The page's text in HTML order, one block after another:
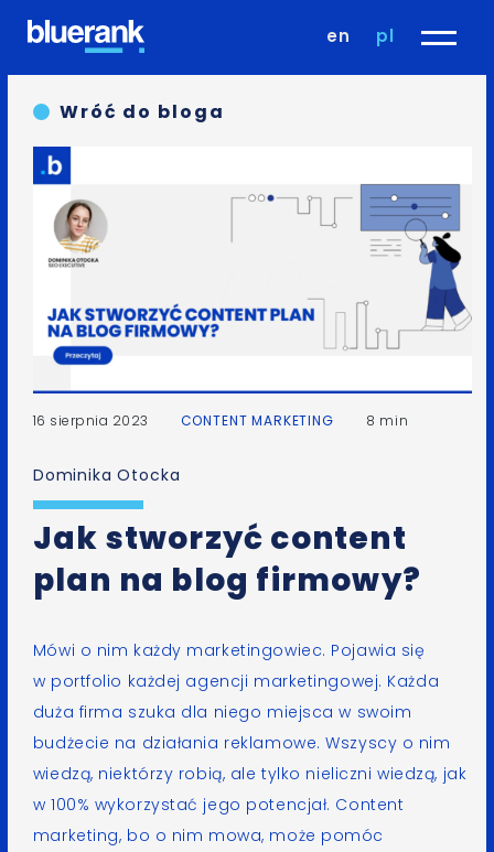
en pl
Wróć do bloga
16 sierpnia 2023 CONTENT MARKETING 8 min
Dominika Otocka
Jak stworzyć content
plan na blog firmowy?
Mówi o nim każdy marketingowiec. Pojawia się
w portfolio każdej agencji marketingowej. Każda
duża firma szuka dla niego miejsca w swoim
budżecie na działania reklamowe. Wszyscy o nim
wiedzą, niektórzy robią, ale tylko nieliczni wiedzą, jak
w 100% wykorzystać jego potencjał. Content
marketing, bo o nim mowa, może pomóc